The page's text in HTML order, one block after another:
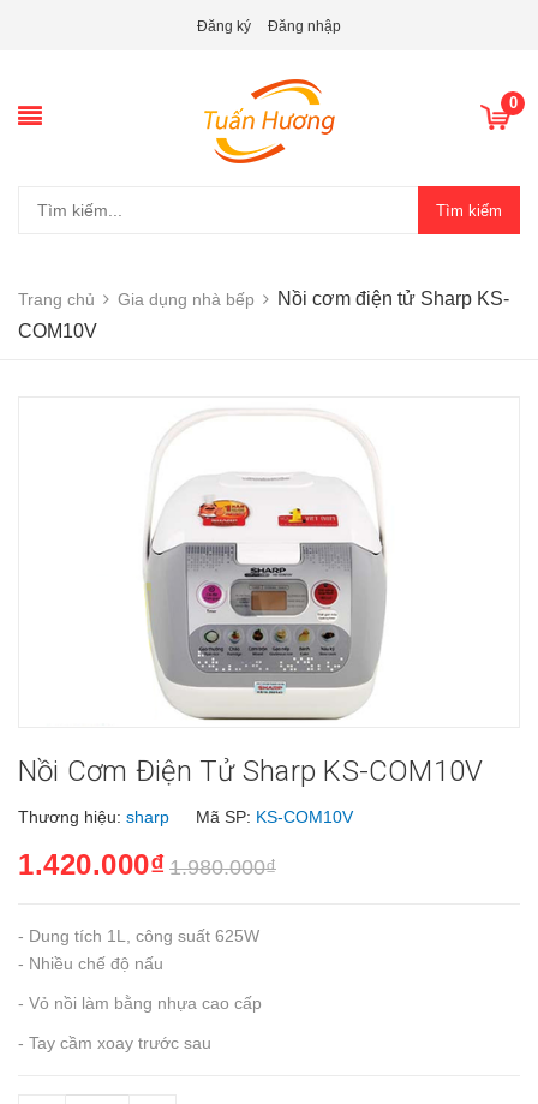
Đăng ký Đăng nhập
0
Tìm kiếm
Trang chủ Gia dụng nhà bếp
Nồi cơm điện tử Sharp KS-
COM10V
Nồi Cơm Điện Tử Sharp KS-COM10V
Thương hiệu: sharp Mã SP: KS-COM10V
1.420.000₫ 1.980.000₫
- Dung tích 1L, công suất 625W
- Nhiều chế độ nấu
- Vỏ nồi làm bằng nhựa cao cấp
- Tay cầm xoay trước sau